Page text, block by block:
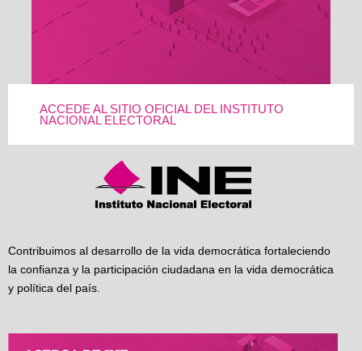
ACCEDE AL SITIO OFICIAL DEL INSTITUTO
NACIONAL ELECTORAL
Contribuimos al desarrollo de la vida democrática fortaleciendo
la confianza y la participación ciudadana en la vida democrática
y política del país.